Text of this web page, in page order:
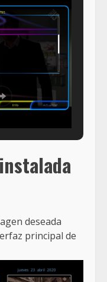
deseada
principal de